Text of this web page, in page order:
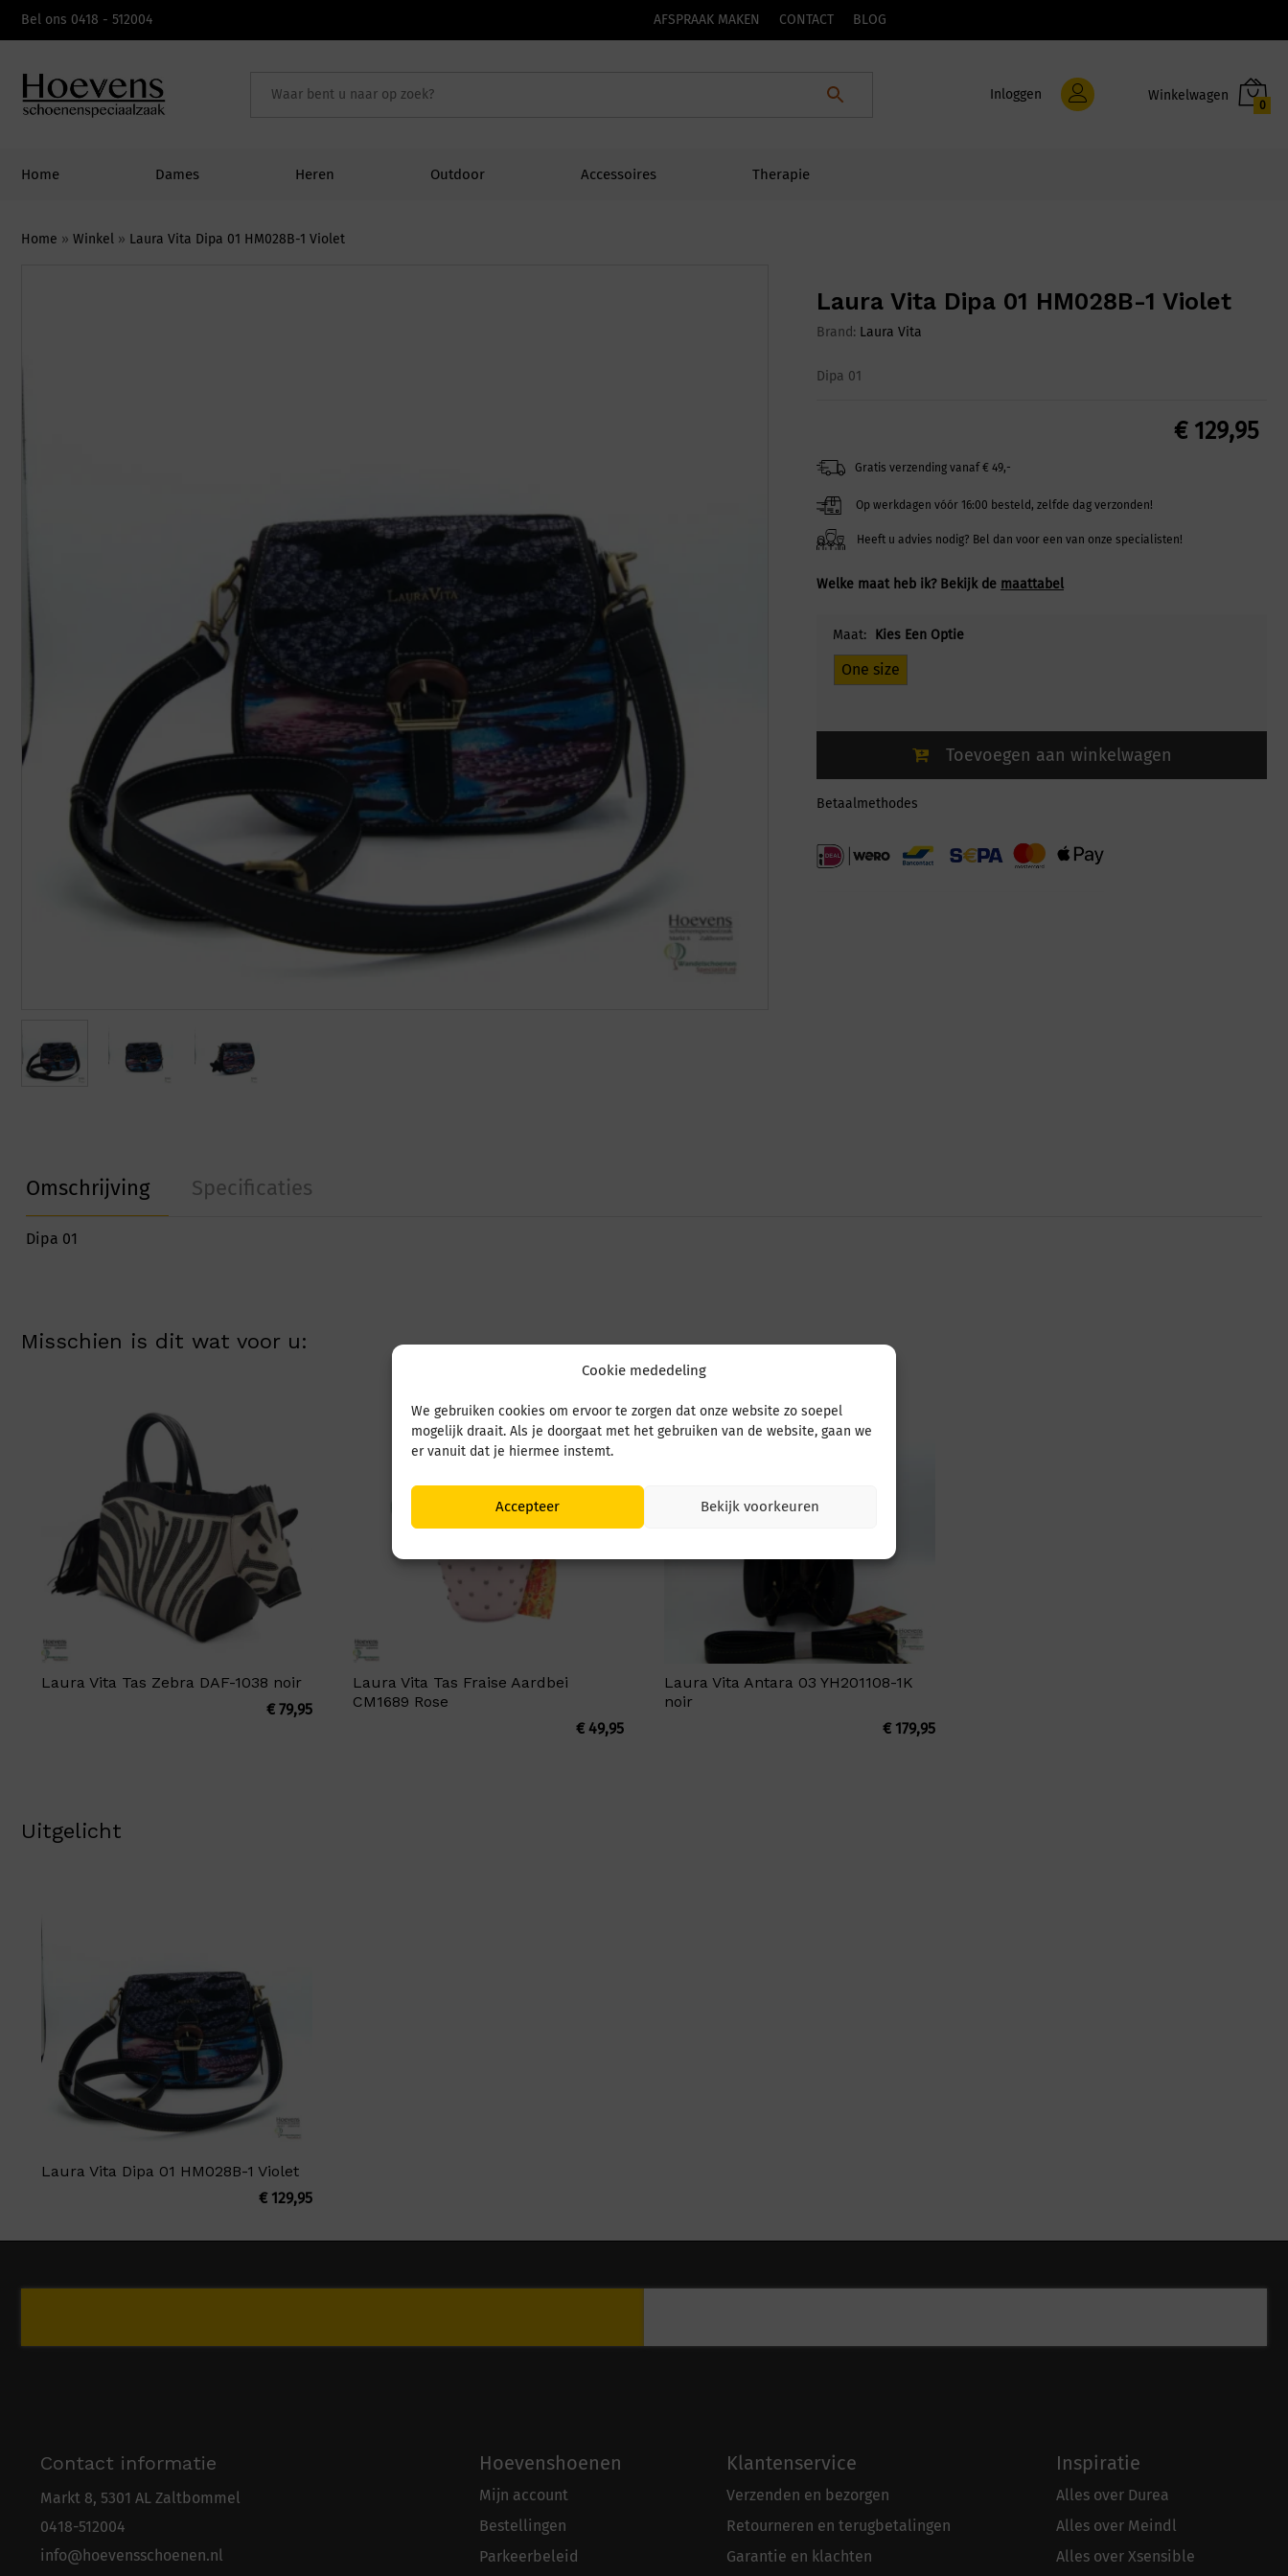
Cookie mededeling
We gebruiken cookies om ervoor te zorgen dat onze website zo soepel
mogelijk draait. Als je doorgaat met het gebruiken van de website, gaan we
er vanuit dat je hiermee instemt.
Accepteer Bekijk voorkeuren
Bel ons 0418 - 512004 AFSPRAAK MAKEN CONTACT BLOG
Inloggen
0
Home Dames Heren Outdoor Accessoires Therapie
Home » Winkel » Laura Vita Dipa 01 HM028B-1 Violet
Laura Vita Dipa 01 HM028B-1 Violet
Brand: Laura Vita
Dipa 01
€129,95
Gratis verzending vanaf € 49,-
Op werkdagen vóór 16:00 besteld, zelfde dag verzonden!
Heeft u advies nodig? Bel dan voor een van onze specialisten!
Welke maat heb ik? Bekijk de maattabel
Maat: Kies Een Optie
One size
Toevoegen aan winkelwagen
Betaalmethodes
Omschrijving Specificaties
Dipa 01
Misschien is dit wat voor u:
Laura Vita Tas Zebra DAF-1038 noir
€79,95
Laura Vita Tas Fraise Aardbei
CM1689 Rose
€49,95
Laura Vita Antara 03 YH201108-1K
noir
€179,95
Uitgelicht
Laura Vita Dipa 01 HM028B-1 Violet
€129,95
Contact informatie
Markt 8, 5301 AL Zaltbommel
0418-512004
info@hoevensschoenen.nl
Hoevenshoenen
Mijn account
Bestellingen
Parkeerbeleid
Klantenservice
Verzenden en bezorgen
Retourneren en terugbetalingen
Garantie en klachten
Inspiratie
Alles over Durea
Alles over Meindl
Alles over Xsensible